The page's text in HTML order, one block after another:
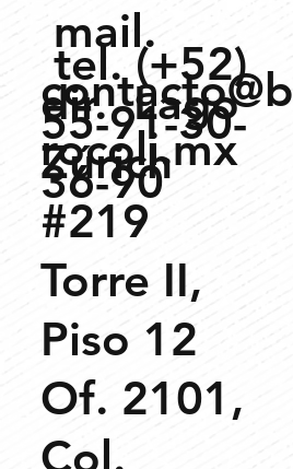
mail.
contacto@b
rocoli.mx
tel. (+52)
55-91-30-
36-90
dir. Lago
Zúrich
#219
Torre II,
Piso 12
Of. 2101,
Col.